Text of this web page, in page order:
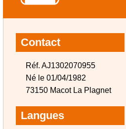
Contact
Réf. AJ1302070955
Né le 01/04/1982
73150 Macot La Plagnet
Langues